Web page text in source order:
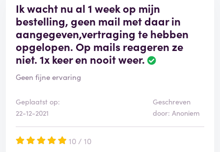
Ik wacht nu al 1 week op mijn
bestelling, geen mail met daar in
aangegeven,vertraging te hebben
opgelopen. Op mails reageren ze
niet. 1x keer en nooit weer.
Geen fijne ervaring
Geplaatst op:
22-12-2021
Geschreven
door: Anoniem
10 / 10